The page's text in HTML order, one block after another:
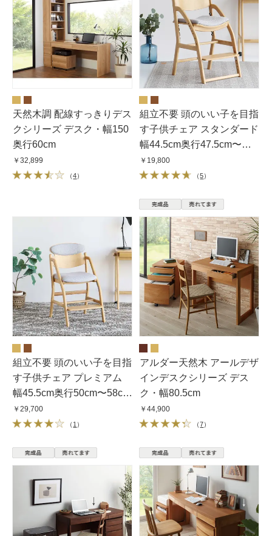
天然木調 配線すっきりデス
クシリーズ デスク・幅150
奥行60cm
￥32,899
（4）
組立不要 頭のいい子を目指
す子供チェア スタンダード
幅44.5cm奥行47.5cm〜
58cm高さ73.5cm
￥19,800
（5）
組立不要 頭のいい子を目指
す子供チェア プレミアム
幅45.5cm奥行50cm〜58cm
高さ85cm
￥29,700
（ 1 ）
アルダー天然木 アールデザ
インデスクシリーズ デス
ク・幅80.5cm
￥44,900
（7）